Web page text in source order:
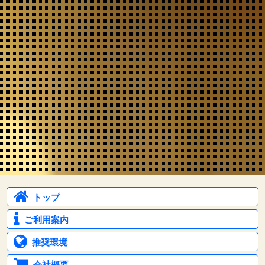
トップ
ご利用案内
推奨環境